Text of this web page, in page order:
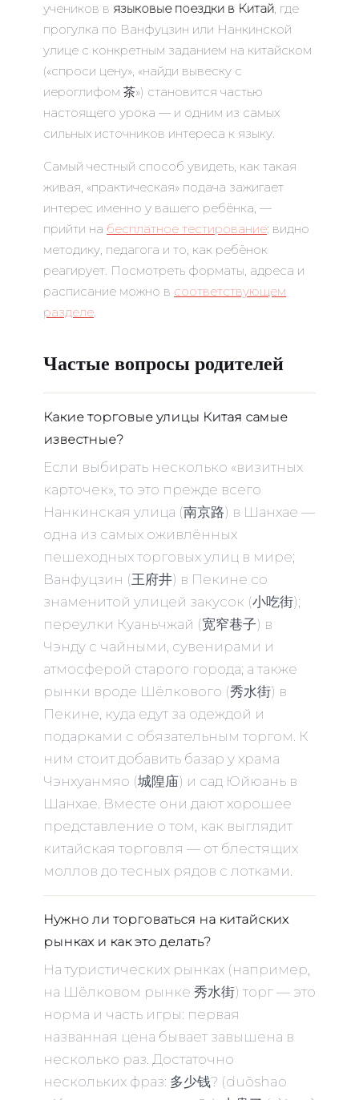
учеников в языковые поездки в Китай, где
прогулка по Ванфуцзин или Нанкинской
улице с конкретным заданием на китайском
(«спроси цену», «найди вывеску с
иероглифом 茶») становится частью
настоящего урока — и одним из самых
сильных источников интереса к языку.
Самый честный способ увидеть, как такая
живая, «практическая» подача зажигает
интерес именно у вашего ребёнка, —
прийти на бесплатное тестирование: видно
методику, педагога и то, как ребёнок
реагирует. Посмотреть форматы, адреса и
расписание можно в соответствующем
разделе.
Частые вопросы родителей
Какие торговые улицы Китая самые
известные?
Если выбирать несколько «визитных
карточек», то это прежде всего
Нанкинская улица (南京路) в Шанхае —
одна из самых оживлённых
пешеходных торговых улиц в мире;
Ванфуцзин (王府井) в Пекине со
знаменитой улицей закусок (小吃街);
переулки Куаньчжай (宽窄巷子) в
Чэнду с чайными, сувенирами и
атмосферой старого города; а также
рынки вроде Шёлкового (秀水街) в
Пекине, куда едут за одеждой и
подарками с обязательным торгом. К
ним стоит добавить базар у храма
Чэнхуанмяо (城隍庙) и сад Юйюань в
Шанхае. Вместе они дают хорошее
представление о том, как выглядит
китайская торговля — от блестящих
моллов до тесных рядов с лотками.
Нужно ли торговаться на китайских
рынках и как это делать?
На туристических рынках (например,
на Шёлковом рынке 秀水街) торг — это
норма и часть игры: первая
названная цена бывает завышена в
несколько раз. Достаточно
нескольких фраз: 多少钱? (duōshao